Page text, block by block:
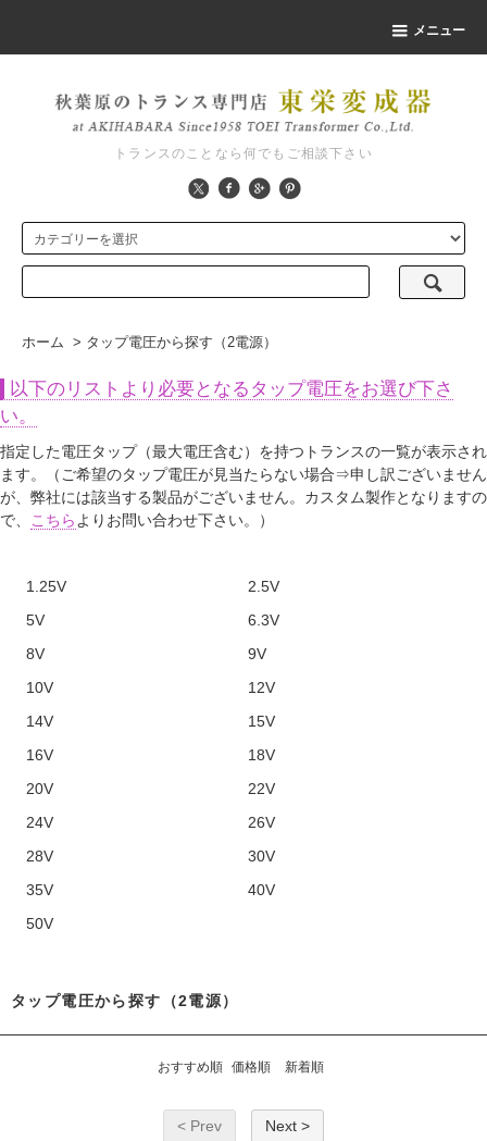
メニュー
トランスのことなら何でもご相談下さい
ホーム > タップ電圧から探す（2電源）
以下のリストより必要となるタップ電圧をお選び下さ
い。
指定した電圧タップ（最大電圧含む）を持つトランスの一覧が表示され
ます。（ご希望のタップ電圧が見当たらない場合⇒申し訳ございません
が、弊社には該当する製品がございません。カスタム製作となりますの
で、
こちら よりお問い合わせ下さい。）
1.25V
2.5V
5V
6.3V
8V
9V
10V
12V
14V
15V
16V
18V
20V
22V
24V
26V
28V
30V
35V
40V
50V
タップ電圧から探す（2電源）
おすすめ順 価格順 新着順
< Prev Next >